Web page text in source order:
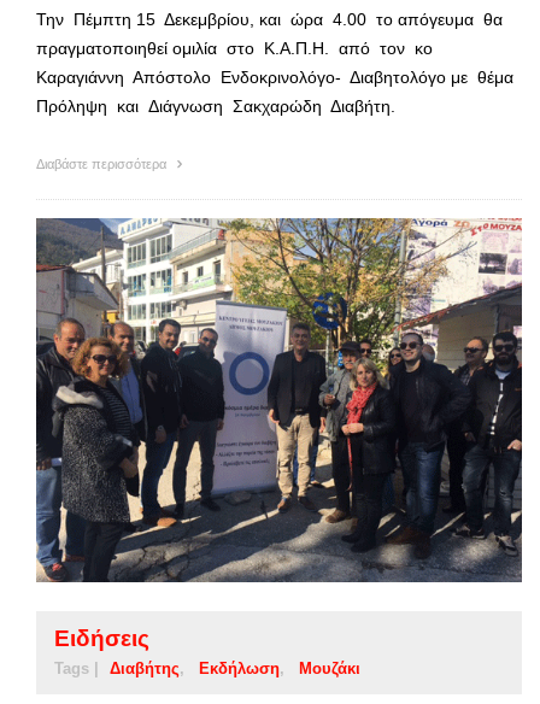
Την Πέμπτη 15 Δεκεμβρίου, και ώρα 4.00 το απόγευμα θα
πραγματοποιηθεί ομιλία στο Κ.Α.Π.Η. από τον κο
Καραγιάννη Απόστολο Ενδοκρινολόγο- Διαβητολόγο με θέμα
Πρόληψη και Διάγνωση Σακχαρώδη Διαβήτη.
Διαβάστε περισσότερα
Ειδήσεις
Tags | Διαβήτης Εκδήλωση Μουζάκι